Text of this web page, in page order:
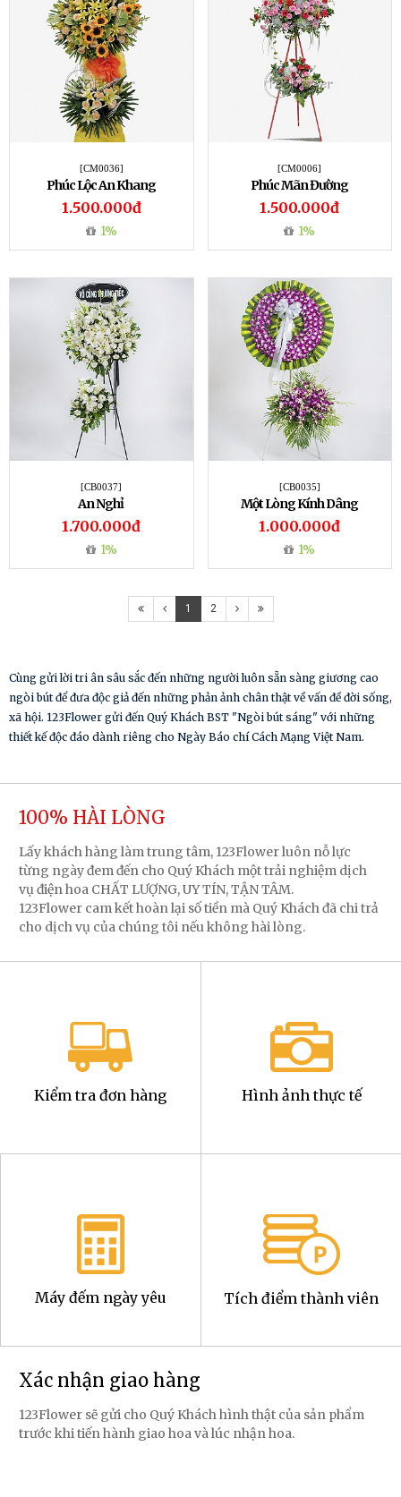
[CM0036]
Phúc Lộc An Khang
1.500.000đ
1%
[CM0006]
Phúc Mãn Đường
1.500.000đ
1%
[CB0037]
An Nghỉ
1.700.000đ
1%
[CB0035]
Một Lòng Kính Dâng
1.000.000đ
1%
1 2
Cùng gửi lời tri ân sâu sắc đến những người luôn sẵn sàng giương cao
ngòi bút để đưa độc giả đến những phản ảnh chân thật về vấn đề đời sống,
xã hội. 123Flower gửi đến Quý Khách BST "Ngòi bút sáng" với những
thiết kế độc đáo dành riêng cho Ngày Báo chí Cách Mạng Việt Nam.
100% HÀI LÒNG
Lấy khách hàng làm trung tâm, 123Flower luôn nỗ lực
từng ngày đem đến cho Quý Khách một trải nghiệm dịch
vụ điện hoa CHẤT LƯỢNG, UY TÍN, TẬN TÂM.
123Flower cam kết hoàn lại số tiền mà Quý Khách đã chi trả
cho dịch vụ của chúng tôi nếu không hài lòng.
Kiểm tra đơn hàng Hình ảnh thực tế
Máy đếm ngày yêu Tích điểm thành viên
Xác nhận giao hàng
123Flower sẽ gửi cho Quý Khách hình thật của sản phẩm
trước khi tiến hành giao hoa và lúc nhận hoa.